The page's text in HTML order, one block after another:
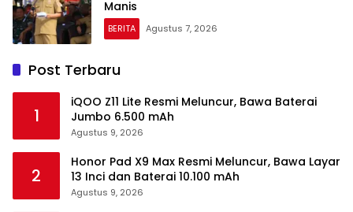
Manis
BERITA Agustus 7, 2026
Post Terbaru
1
iQOO Z11 Lite Resmi Meluncur, Bawa Baterai
Jumbo 6.500 mAh
Agustus 9, 2026
2
Honor Pad X9 Max Resmi Meluncur, Bawa Layar
13 Inci dan Baterai 10.100 mAh
Agustus 9, 2026